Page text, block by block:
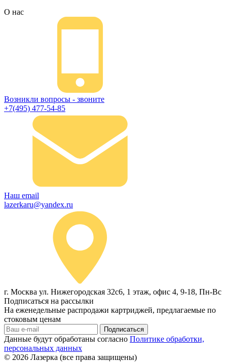
О нас
Возникли вопросы - звоните
+7(495) 477-54-85
Наш email
lazerkaru@yandex.ru
г. Москва ул. Нижегородская 32с6, 1 этаж, офис 4, 9-18, Пн-Вс
Подписаться на рассылки
На еженедельные распродажи картриджей, предлагаемые по
стоковым ценам
Подписаться
Данные будут обработаны согласно Политике обработки,
персональных данных
© 2026 Лазерка (все права защищены)